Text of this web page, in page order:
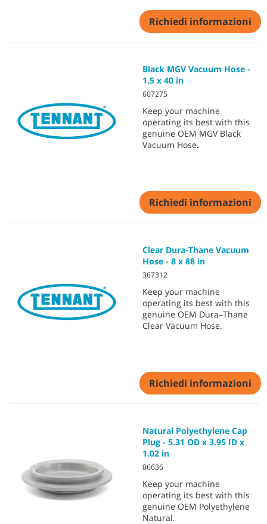
Richiedi informazioni
Black MGV Vacuum Hose -
1.5 x 40 in
607275
Keep your machine
operating its best with this
genuine OEM MGV Black
Vacuum Hose.
Richiedi informazioni
Clear Dura-Thane Vacuum
Hose - 8 x 88 in
367312
Keep your machine
operating its best with this
genuine OEM Dura–Thane
Clear Vacuum Hose.
Richiedi informazioni
Natural Polyethylene Cap
Plug - 5.31 OD x 3.95 ID x
1.02 in
86636
Keep your machine
operating its best with this
genuine OEM Polyethylene
Natural.